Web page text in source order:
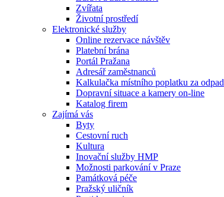
Zvířata
Životní prostředí
Elektronické služby
Online rezervace návštěv
Platební brána
Portál Pražana
Adresář zaměstnanců
Kalkulačka místního poplatku za odpad
Dopravní situace a kamery on-line
Katalog firem
Zajímá vás
Byty
Cestovní ruch
Kultura
Inovační služby HMP
Možnosti parkování v Praze
Památková péče
Pražský uličník